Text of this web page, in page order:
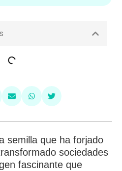
semilla que ha forjado
sociedades
fascinante que